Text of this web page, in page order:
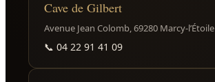
Cave de Gilbert
Avenue Jean Colomb, 69280 Marcy-l’Étoile
📞 04 22 91 41 09